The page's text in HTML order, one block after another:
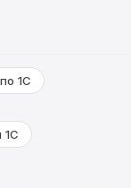
1С
1С